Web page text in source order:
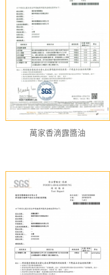
萬家香滴露醬油